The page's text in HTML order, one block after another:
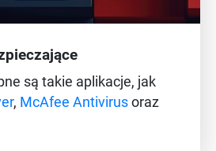
są takie aplikacje, jak
, McAfee Antivirus oraz